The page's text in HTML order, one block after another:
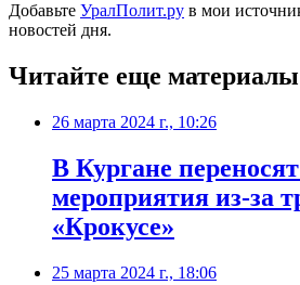
Добавьте УралПолит.ру в мои
новостей дня.
Читайте еще материалы
26 марта 2024 г., 10:26
В Кургане
мероприятия из-за
«Крокусе»
25 марта 2024 г., 18:06